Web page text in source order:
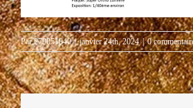
Par279051840 | janvier 24th, 2024 | 0